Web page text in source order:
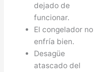
dejado de
funcionar.
El congelador no
enfría bien.
Desagüe
atascado del